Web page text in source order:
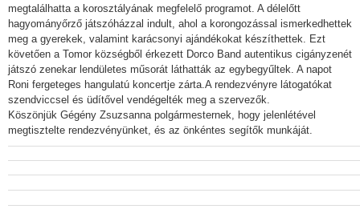
megtalálhatta a korosztályának megfelelő programot. A délelőtt
hagyományőrző játszóházzal indult, ahol a korongozással ismerkedhettek
meg a gyerekek, valamint karácsonyi ajándékokat készíthettek. Ezt
követően a Tomor községből érkezett Dorco Band autentikus cigányzenét
játszó zenekar lendületes műsorát láthatták az egybegyűltek. A napot
Roni fergeteges hangulatú koncertje zárta.A rendezvényre látogatókat
szendviccsel és üdítővel vendégelték meg a szervezők.
Köszönjük Gégény Zsuzsanna polgármesternek, hogy jelenlétével
megtisztelte rendezvényünket, és az önkéntes segítők munkáját.